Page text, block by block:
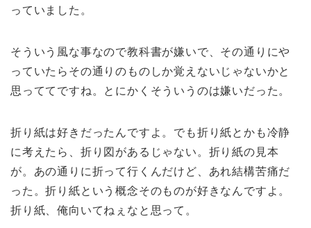
っていました。
そういう風な事なので教科書が嫌いで、その通りにや
っていたらその通りのものしか覚えないじゃないかと
思っててですね。とにかくそういうのは嫌いだった。
折り紙は好きだったんですよ。でも折り紙とかも冷静
に考えたら、折り図があるじゃない。折り紙の見本
が。あの通りに折って行くんだけど、あれ結構苦痛だ
った。折り紙という概念そのものが好きなんですよ。
折り紙、俺向いてねぇなと思って。